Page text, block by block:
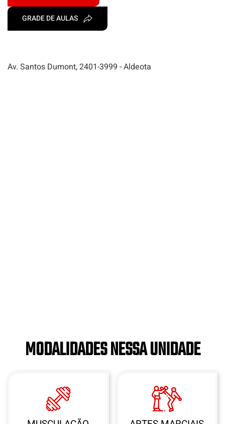
GRADE DE AULAS
Av. Santos Dumont, 2401-3999 - Aldeota
MODALIDADES NESSA UNIDADE